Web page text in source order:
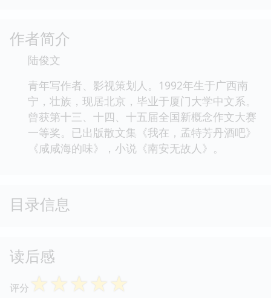
作者简介
陆俊文
青年写作者、影视策划人。1992年生于广西南
宁，壮族，现居北京，毕业于厦门大学中文系。
曾获第十三、十四、十五届全国新概念作文大赛
一等奖。已出版散文集《我在，孟特芳丹酒吧》
《咸咸海的味》，小说《南安无故人》。
目录信息
读后感
评分 ☆☆☆☆☆